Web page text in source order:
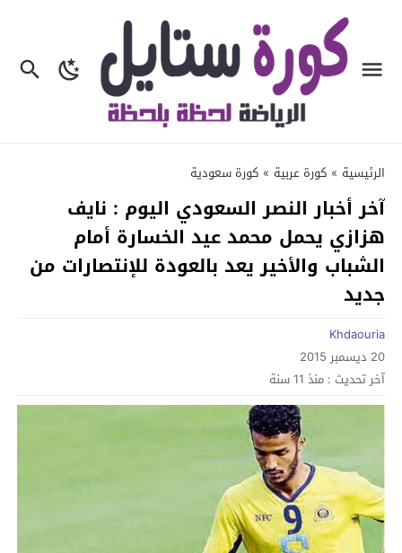
الرئيسية » كورة عربية » كورة سعودية
آخر أخبار النصر السعودي اليوم : نايف
هزازي يحمل محمد عيد الخسارة أمام
الشباب والأخير يعد بالعودة للإنتصارات من
جديد
Khdaouria
20 ديسمبر 2015
آخر تحديث : منذ 11 سنة